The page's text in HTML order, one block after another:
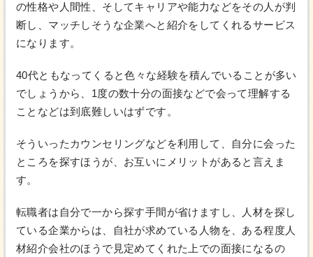
の性格や人間性、そしてキャリアや能力などをその人が判
断し、マッチしそうな企業へと紹介をしてくれるサービス
になります。
40代ともなってくると色々な経験を積んでいることが多い
でしょうから、1度の数十分の面接などで会って理解する
ことなどは到底難しいはずです。
そういったカウンセリングなどを利用して、自分に会った
ところを探すほうが、お互いにメリットがあると言えま
す。
転職者は自分で一から探す手間が省けますし、人材を探し
ている企業からは、自社が求めている人物を、ある程度人
材紹介会社のほうで見定めてくれた上での面接になるの